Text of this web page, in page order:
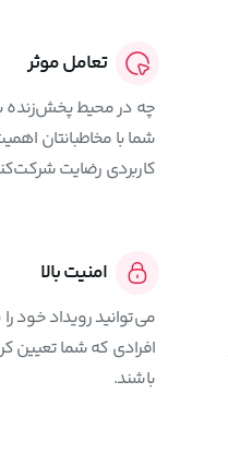
تعامل موثر
چه در محیط پخش‌زنده
شما با مخاطبانتان
کاربردی رضایت
امنیت بالا
می‌توانید رویداد خود
افرادی که شما تعیین
باشند.